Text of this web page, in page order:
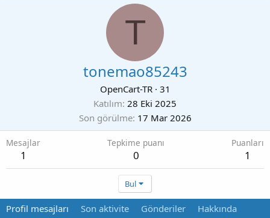
T
tonemao85243
OpenCart-TR · 31
Katılım 28 Eki 2025
Son görülme 17 Mar 2026
Mesajlar
1
Tepkime puanı
0
Puanları
1
Bul
Profil mesajları Son aktivite Gönderiler Hakkında